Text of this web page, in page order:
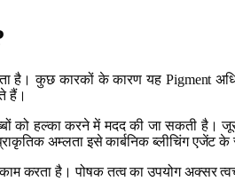
है। कुछ कारकों के कारण यह Pigment
हैं।
को हल्का करने में मदद की जा सकती है।
अम्लता इसे कार्बनिक ब्लीचिंग
करता है। पोषक तत्व का उपयोग अक्सर